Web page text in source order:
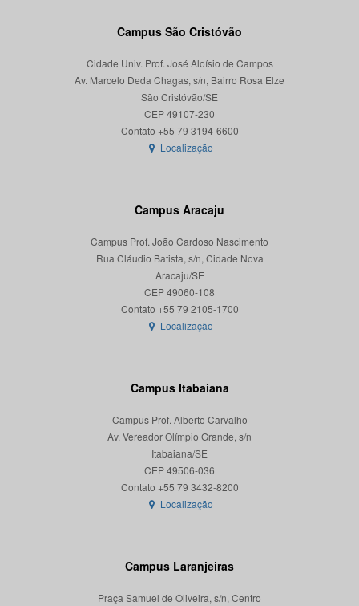
Campus São Cristóvão
Cidade Univ. Prof. José Aloísio de Campos
Av. Marcelo Deda Chagas, s/n, Bairro Rosa Elze
São Cristóvão/SE
CEP 49107-230
Localização
Campus Aracaju
Campus Prof. João Cardoso Nascimento
Rua Cláudio Batista, s/n, Cidade Nova
Aracaju/SE
CEP 49060-108
Localização
Campus Itabaiana
Campus Prof. Alberto Carvalho
Av. Vereador Olímpio Grande, s/n
Itabaiana/SE
CEP 49506-036
Localização
Campus Laranjeiras
Praça Samuel de Oliveira, s/n, Centro